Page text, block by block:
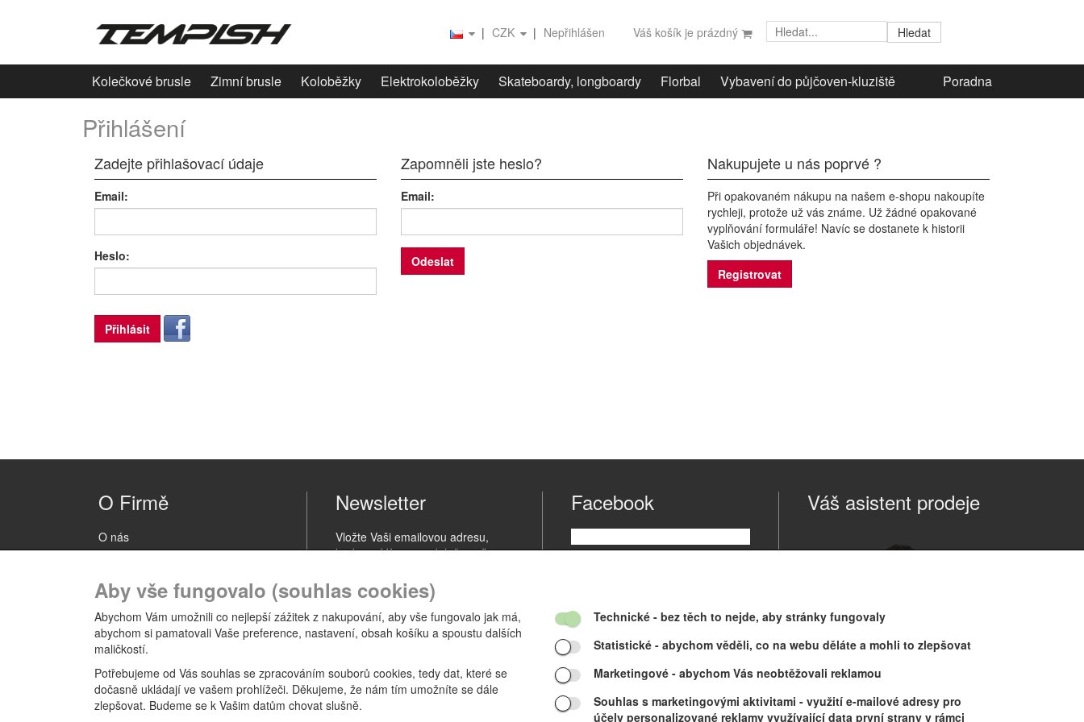
Aby vše fungovalo (souhlas cookies)
Abychom Vám umožnili co nejlepší zážitek z nakupování, aby vše fungovalo jak má,
abychom si pamatovali Vaše preference, nastavení, obsah košíku a spoustu dalších
maličkostí.
Potřebujeme od Vás souhlas se zpracováním souborů cookies, tedy dat, které se
dočasně ukládají ve vašem prohlížeči. Děkujeme, že nám tím umožníte se dále
zlepšovat. Budeme se k Vašim datům chovat slušně.
Technické - bez těch to nejde, aby stránky fungovaly
Statistické - abychom věděli, co na webu děláte a mohli to zlepšovat
Marketingové - abychom Vás neobtěžovali reklamou
Souhlas s marketingovými aktivitami - využití e-mailové adresy pro
účely personalizované reklamy využívající data první strany v rámci
Hledat
Váš košík je prázdný
| Nepřihlášen
| CZK
Kolečkové brusle Zimní brusle Koloběžky Elektrokoloběžky Skateboardy, longboardy Florbal Vybavení do půjčoven-kluziště Poradna
Přihlášení
Zadejte přihlašovací údaje
Email:
Heslo:
Přihlásit
Zapomněli jste heslo?
Email:
Nakupujete u nás poprvé ?
Při opakovaném nákupu na našem e-shopu nakoupíte
rychleji, protože už vás známe. Už žádné opakované
vyplňování formuláře! Navíc se dostanete k historii
Vašich objednávek.
Registrovat
O Firmě
O nás
Obchodní podmínky
Ochrana osobních údajů
Reklamační řád
Newsletter
Vložte Vaši emailovou adresu,
budeme Vám pravidelně zasílat
Facebook Váš asistent prodeje
tel: 608 416 078